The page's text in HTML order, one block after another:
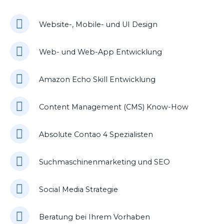
Website-, Mobile- und UI Design
Web- und Web-App Entwicklung
Amazon Echo Skill Entwicklung
Content Management (CMS) Know-How
Absolute Contao 4 Spezialisten
Suchmaschinenmarketing und SEO
Social Media Strategie
Beratung bei Ihrem Vorhaben